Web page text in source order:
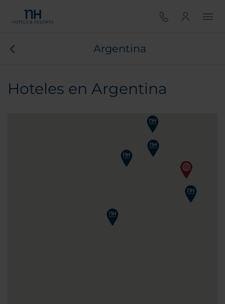
Argentina
Hoteles en Argentina